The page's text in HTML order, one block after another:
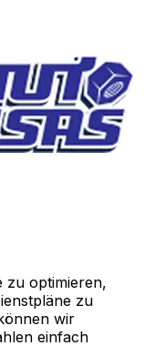
zu optimieren,
zu
wir
einfach